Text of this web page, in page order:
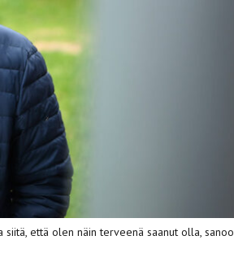
että olen näin terveenä saanut olla, sanoo